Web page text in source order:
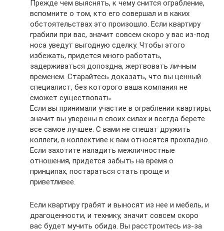
Прежде чем выяснять, к чему снится ограбление,
вспомните о том, кто его совершал и в каких
обстоятельствах это произошло. Если квартиру
грабили при вас, значит совсем скоро у вас из-под
носа уведут выгодную сделку. Чтобы этого
избежать, придется много работать,
задерживаться допоздна, жертвовать личным
временем. Старайтесь доказать, что вы ценный
специалист, без которого ваша компания не
сможет существовать.
Если вы принимали участие в ограблении квартиры,
значит вы уверены в своих силах и всегда берете
все самое лучшее. С вами не спешат дружить
коллеги, в коллективе к вам относятся прохладно.
Если захотите наладить межличностные
отношения, придется забыть на время о
принципах, постараться стать проще и
приветливее.
Если квартиру грабят и выносят из нее и мебель, и
драгоценности, и технику, значит совсем скоро
вас будет мучить обида. Вы расстроитесь из-за